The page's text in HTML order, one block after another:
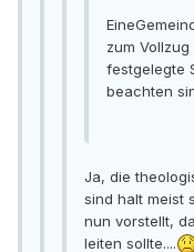
zum
festgelegte
beachten
Ja, die
sind halt meist
nun vorstellt,
leiten sollte....